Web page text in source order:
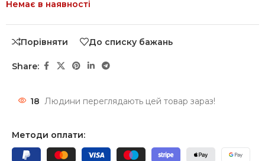
Немає в наявності
Порівняти До списку бажань
Share:
18 Людини переглядають цей товар зараз!
Методи оплати: